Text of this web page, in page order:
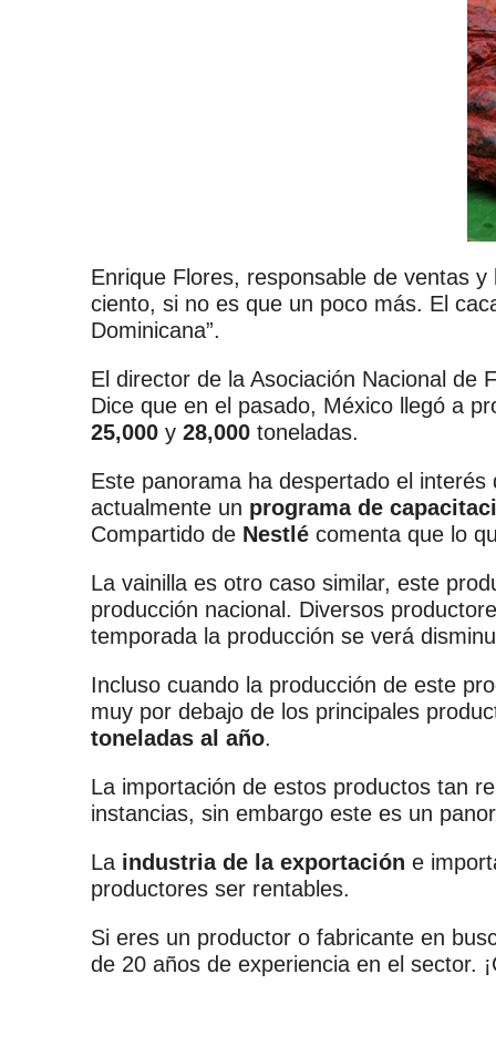
Enrique Flores, responsable de ventas
ciento, si no es que un poco más. El
Dominicana”.
El director de la Asociación Nacional de
Dice que en el pasado, México llegó a
25,000 y 28,000 toneladas.
Este panorama ha despertado el
actualmente un programa de
Compartido de Nestlé comenta que lo
La vainilla es otro caso similar, este
producción nacional. Diversos
temporada la producción se verá
Incluso cuando la producción de este
muy por debajo de los principales
toneladas al año.
La importación de estos productos tan
instancias, sin embargo este es un
La industria de la exportación e
productores ser rentables.
Si eres un productor o fabricante en
de 20 años de experiencia en el sector.